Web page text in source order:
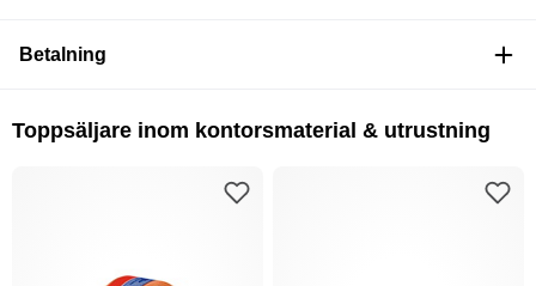
Betalning
Toppsäljare inom kontorsmaterial & utrustning